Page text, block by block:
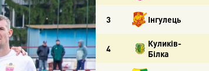
3 Інгулець
4
Куликів-
Білка